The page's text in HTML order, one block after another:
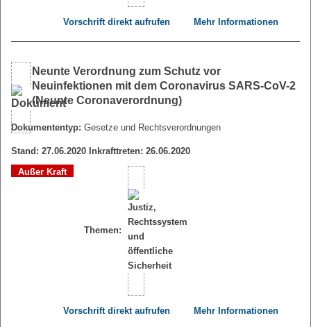
Vorschrift direkt aufrufen Mehr Informationen
Neunte Verordnung zum Schutz vor
Neuinfektionen mit dem Coronavirus SARS-CoV-2
(Neunte Coronaverordnung)
Dokumententyp: Gesetze und Rechtsverordnungen
Stand: 27.06.2020 Inkrafttreten: 26.06.2020
Außer Kraft
Themen:
Vorschrift direkt aufrufen Mehr Informationen